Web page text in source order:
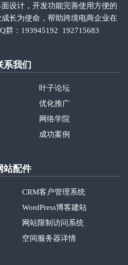
设计，开发功能完善使用方便的
长为使命，帮助跨境电商企业在
群： 193945192 192715683
系我们
叶子论坛
优化推广
网络学院
成功案例
站配件
CRM客户管理系统
WordPress博客建站
网站限制访问系统
空间服务器详情